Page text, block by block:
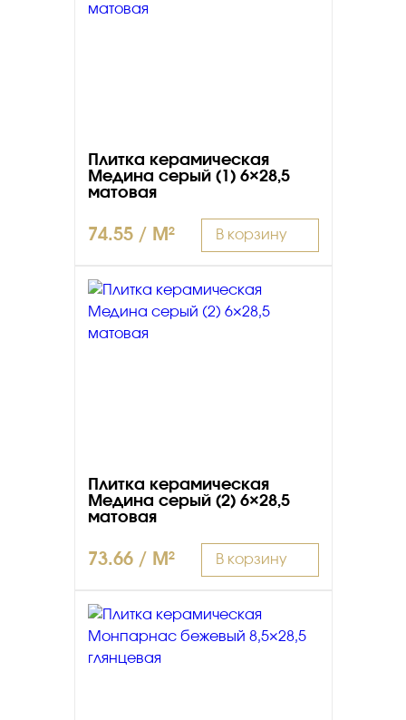
Плитка керамическая
Медина серый (1) 6×28,5
матовая
74.55 / M² В корзину
Плитка керамическая
Медина серый (2) 6×28,5
матовая
73.66 / M² В корзину